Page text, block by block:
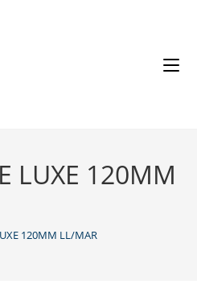
LUXE 120MM
120MM LL/MAR